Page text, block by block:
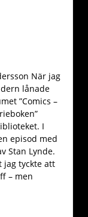
När jag
lånade
”Comics –
I
episod med
Stan Lynde.
jag tyckte att
– men